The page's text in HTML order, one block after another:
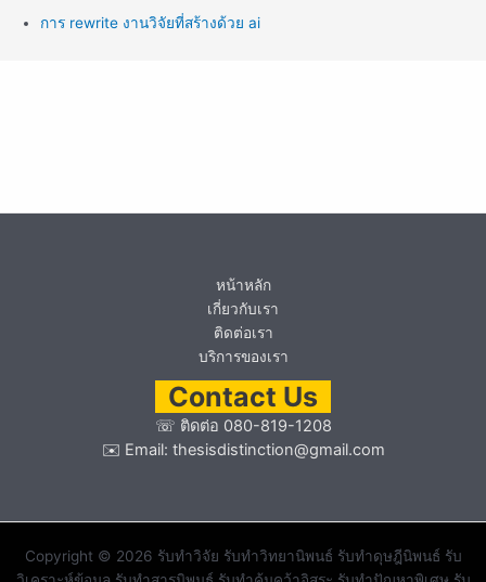
การ rewrite งานวิจัยที่สร้างด้วย ai
หน้าหลัก
เกี่ยวกับเรา
ติดต่อเรา
บริการของเรา
Contact Us
☏ ติดต่อ 080-819-1208
✉️ Email: thesisdistinction@gmail.com
Copyright © 2026 รับทำวิจัย รับทำวิทยานิพนธ์ รับทำดุษฎีนิพนธ์ รับ